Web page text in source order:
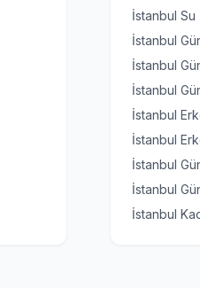
İstanbul Su
İstanbul
İstanbul
İstanbul
İstanbul
İstanbul
İstanbul
İstanbul
İstanbul